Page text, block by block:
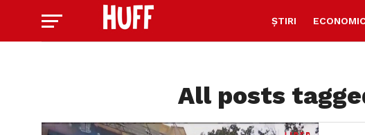
ȘTIRI ECONOMIC
All posts